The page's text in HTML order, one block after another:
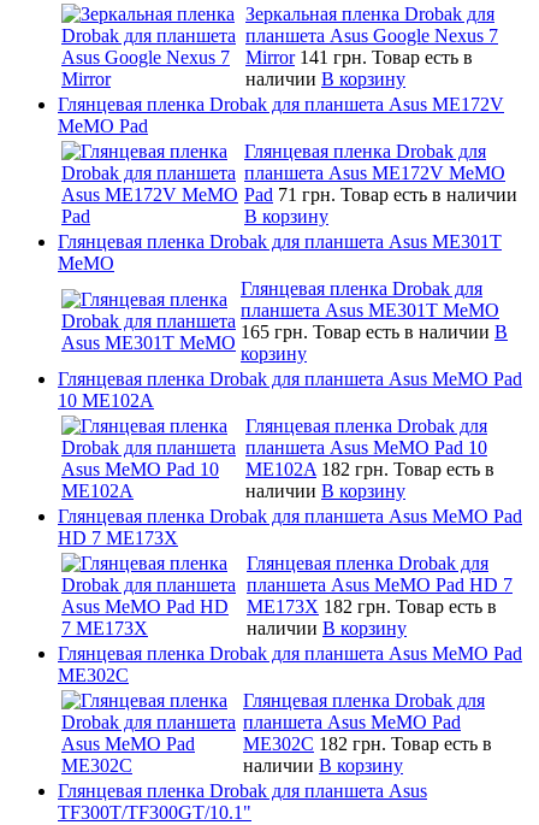
Зеркальная пленка Drobak для
планшета Asus Google Nexus 7
Mirror 141 грн. Товар есть в
наличии В корзину
Глянцевая пленка Drobak для планшета Asus ME172V
MeMO Pad
Глянцевая пленка Drobak для
планшета Asus ME172V MeMO
Pad 71 грн. Товар есть в наличии
В корзину
Глянцевая пленка Drobak для планшета Asus ME301T
MeMO
Глянцевая пленка Drobak для
планшета Asus ME301T MeMO
165 грн. Товар есть в наличии В
корзину
Глянцевая пленка Drobak для планшета Asus MeMO Pad
10 ME102A
Глянцевая пленка Drobak для
планшета Asus MeMO Pad 10
ME102A 182 грн. Товар есть в
наличии В корзину
Глянцевая пленка Drobak для планшета Asus MeMO Pad
HD 7 ME173X
Глянцевая пленка Drobak для
планшета Asus MeMO Pad HD 7
ME173X 182 грн. Товар есть в
наличии В корзину
Глянцевая пленка Drobak для планшета Asus MeMO Pad
ME302C
Глянцевая пленка Drobak для
планшета Asus MeMO Pad
ME302C 182 грн. Товар есть в
наличии В корзину
Глянцевая пленка Drobak для планшета Asus
TF300T/TF300GT/10.1"